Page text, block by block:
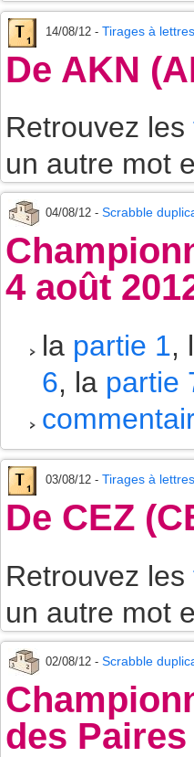
14/08/12 - Tirages à
De AKN
Retrouvez les
un autre mot
04/08/12 - Scrabble
4 août
la partie 1,
6, la partie
03/08/12 - Tirages à
De CEZ
Retrouvez les
un autre mot
02/08/12 - Scrabble
des